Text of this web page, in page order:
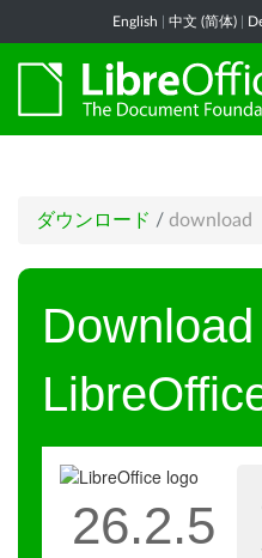
English 中文 (简体)
ダウンロード / download
Download
26.2.5